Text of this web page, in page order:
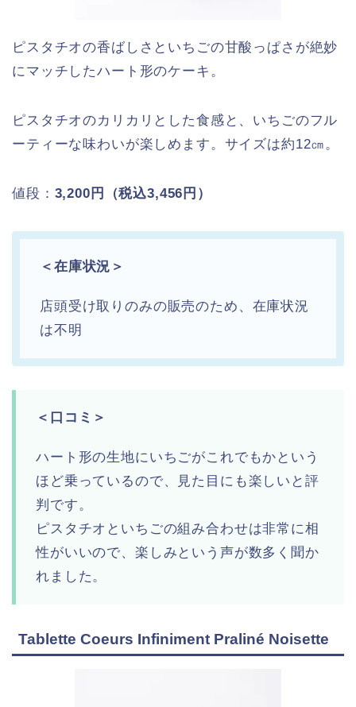
ピスタチオの香ばしさといちごの甘酸っぱさが絶妙
にマッチしたハート形のケーキ。
ピスタチオのカリカリとした食感と、いちごのフル
ーティーな味わいが楽しめます。サイズは約12㎝。
値段： 3,200円（税込3,456円）
＜在庫状況＞
店頭受け取りのみの販売のため、在庫状況
は不明
＜口コミ＞
ハート形の生地にいちごがこれでもかという
ほど乗っているので、見た目にも楽しいと評
判です。
ピスタチオといちごの組み合わせは非常に相
性がいいので、楽しみという声が数多く聞か
れました。
Tablette Coeurs Infiniment Praliné Noisette